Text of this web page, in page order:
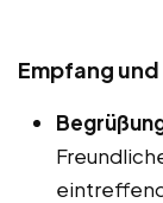
Empfang